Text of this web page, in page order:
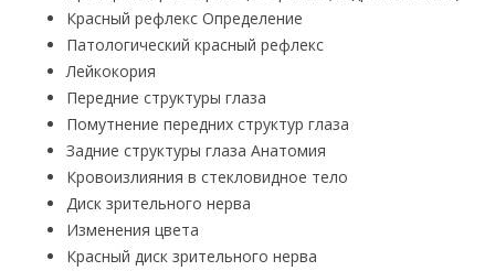
Красный рефлекс Определение
Патологический красный рефлекс
Лейкокория
Передние структуры глаза
Помутнение передних структур глаза
Задние структуры глаза Анатомия
Кровоизлияния в стекловидное тело
Диск зрительного нерва
Изменения цвета
Красный диск зрительного нерва